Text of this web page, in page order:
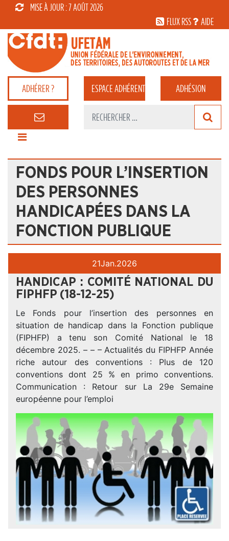
MISE À JOUR : 7 AOÛT 2026
FLUX RSS
AIDE
ADHÉRER ? ESPACEADHÉRENT ADHÉSION
FONDS POUR L’INSERTION
DES PERSONNES
HANDICAPÉES DANS LA
FONCTION PUBLIQUE
21Jan.2026
HANDICAP : COMITÉ NATIONAL DU
FIPHFP (18-12-25)
Le Fonds pour l’insertion des personnes en
situation de handicap dans la Fonction publique
(FIPHFP) a tenu son Comité National le 18
décembre 2025. – – – Actualités du FIPHFP Année
riche autour des conventions : Plus de 120
conventions dont 25 % en primo conventions.
Communication : Retour sur La 29e Semaine
européenne pour l’emploi